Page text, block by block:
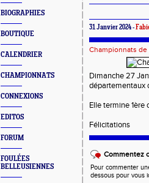
BIOGRAPHIES
BOUTIQUE
CALENDRIER
CHAMPIONNATS
CONNEXIONS
EDITOS
FORUM
FOULÉES
BELLEUSIENNES
31 Janvier 2024 -
Championnats de
Dimanche 27
départementaux
Elle termine
Félicitations
Commentez
Pour commenter
dessous pour vous